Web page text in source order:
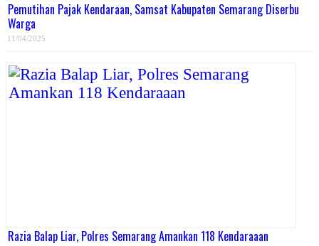
Pemutihan Pajak Kendaraan, Samsat Kabupaten Semarang Diserbu
Warga
11/04/2025
Razia Balap Liar, Polres Semarang Amankan 118 Kendaraaan